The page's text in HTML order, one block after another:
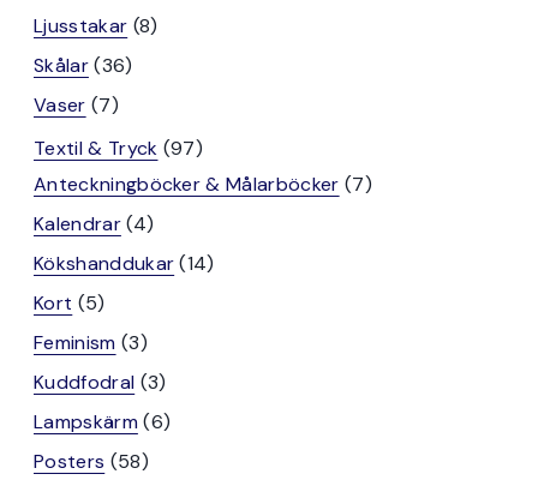
produkter
Ljusstakar 88
Skålar 3636
Vaser 77
produkter
Textil & Tryck 9797
produkter
Anteckningböcker & Målarböcker 77
Kalendrar 44
produkter
Kökshanddukar 1414
Kort 55
produkter
Feminism 33
produkter
Kuddfodral 33
produkter
Lampskärm 66
Posters 5858